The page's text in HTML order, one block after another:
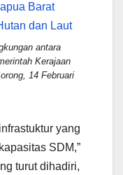
antara
Kerajaan
14 Februari
yang
SDM,”
turut dihadiri,